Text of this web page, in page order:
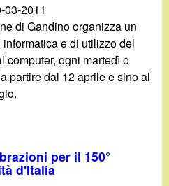
03-2011
di Gandino organizza un
informatica e di utilizzo del
computer, ogni martedì o
partire dal 12 aprile e sino al
per il 150°
d'Italia